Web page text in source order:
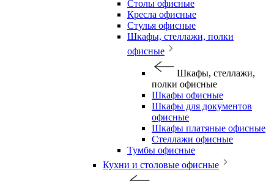
Столы офисные
Кресла офисные
Стулья офисные
Шкафы, стеллажи, полки
офисные
Шкафы, стеллажи,
полки офисные
Шкафы офисные
Шкафы для документов
офисные
Шкафы платяные офисные
Стеллажи офисные
Тумбы офисные
Кухни и столовые офисные